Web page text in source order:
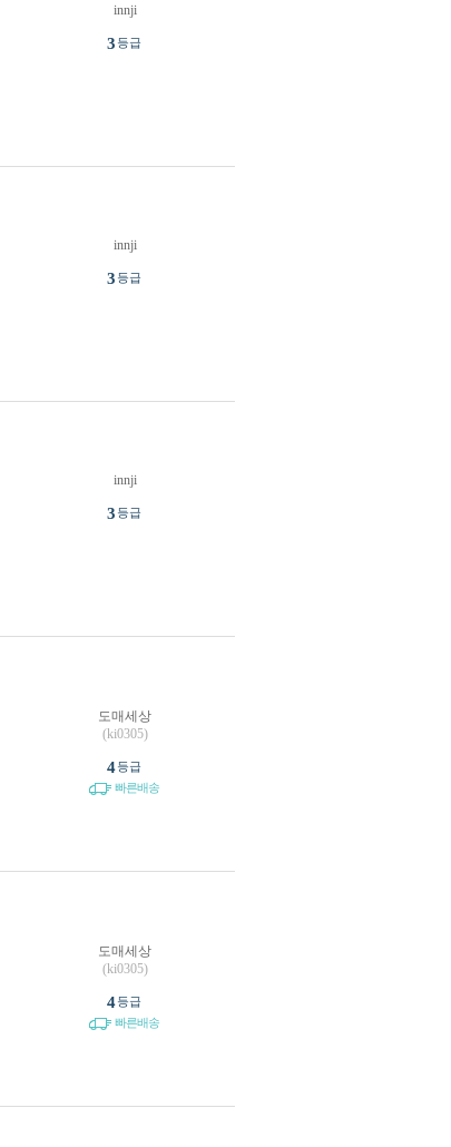
innji
3등급
innji
3등급
innji
3등급
도매세상
(ki0305)
4등급
빠른배송
도매세상
(ki0305)
4등급
빠른배송